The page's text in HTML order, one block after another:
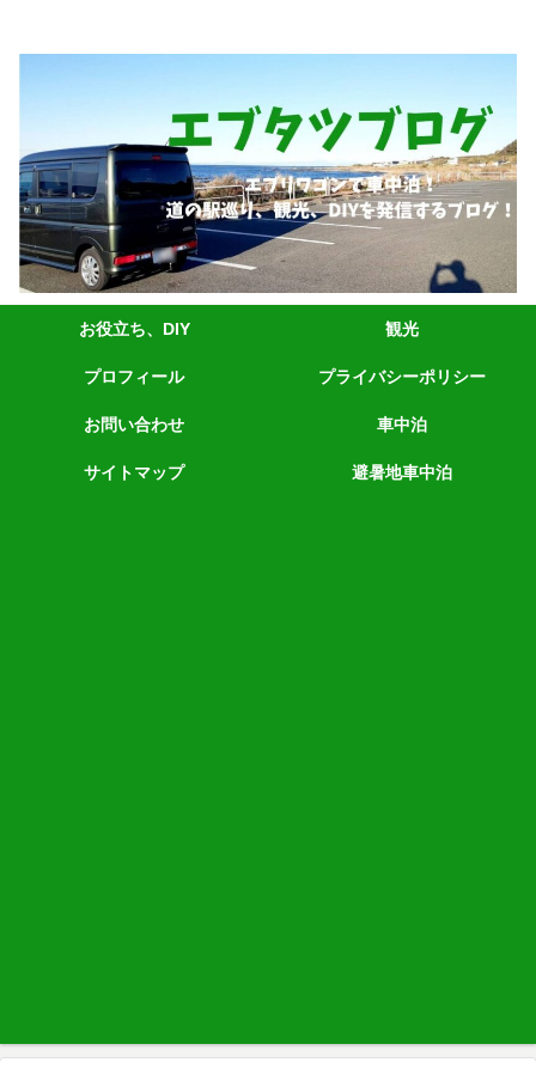
お役立ち、DIY 観光
プロフィール プライバシーポリシー
お問い合わせ 車中泊
サイトマップ 避暑地車中泊